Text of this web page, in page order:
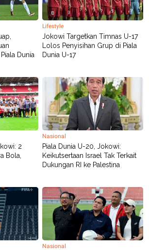
Dunia
Lifestyle
Jokowi Targetkan Timnas U-17
Lolos Penyisihan Grup di Piala
Dunia U-17
2
Bola,
Nasional
Piala Dunia U-20, Jokowi:
Keikutsertaan Israel Tak Terkait
Dukungan RI ke Palestina
Nasional